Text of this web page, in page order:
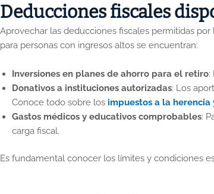
Deducciones fiscales
Aprovechar las deducciones fiscales permitidas
para personas con ingresos altos se encuentran:
Inversiones en planes de ahorro para el retiro:
Donativos a instituciones autorizadas: Los
Conoce todo sobre los impuestos a la
Gastos médicos y educativos comprobables:
carga fiscal.
Es fundamental conocer los límites y condiciones